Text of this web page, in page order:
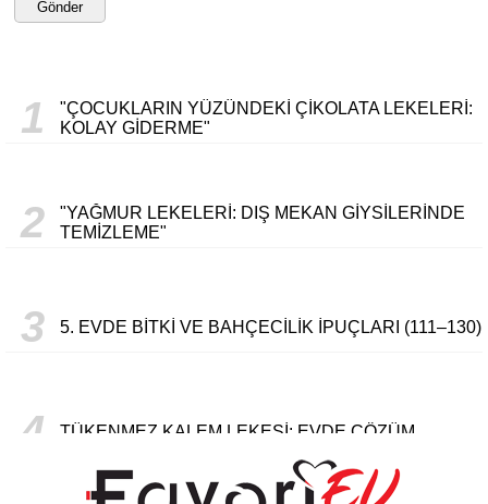
Gönder
1
"ÇOCUKLARIN YÜZÜNDEKI ÇIKOLATA LEKELERI:
KOLAY GIDERME"
2
"YAĞMUR LEKELERI: DIŞ MEKAN GIYSILERINDE
TEMIZLEME"
3 5. EVDE BITKI VE BAHÇECILIK İPUÇLARI (111–130)
4 TÜKENMEZ KALEM LEKESI: EVDE ÇÖZÜM